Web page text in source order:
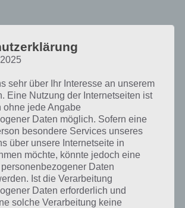
sehr über Ihr Interesse an unserem
Eine Nutzung der Internetseiten ist
ohne jede Angabe
Daten möglich. Sofern eine
besondere Services unseres
über unsere Internetseite in
möchte, könnte jedoch eine
Daten
Ist die Verarbeitung
Daten erforderlich und
solche Verarbeitung keine